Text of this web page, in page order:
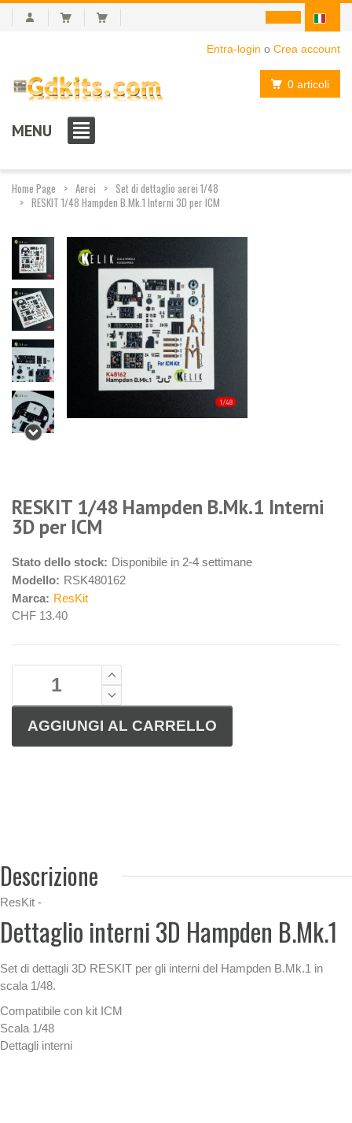
Entra-login o Crea account
0 articoli
MENU
Home Page Aerei
Set di dettaglio aerei 1/48
RESKIT 1/48 Hampden B.Mk.1 Interni 3D per ICM
RESKIT 1/48 Hampden B.Mk.1 Interni
3D per ICM
Stato dello stock: Disponibile in 2-4 settimane
Modello: RSK480162
Marca: ResKit
CHF 13.40
Descrizione
ResKit -
Dettaglio interni 3D Hampden B.Mk.1
Set di dettagli 3D RESKIT per gli interni del Hampden B.Mk.1 in
scala 1/48.
Compatibile con kit ICM
Scala 1/48
Dettagli interni